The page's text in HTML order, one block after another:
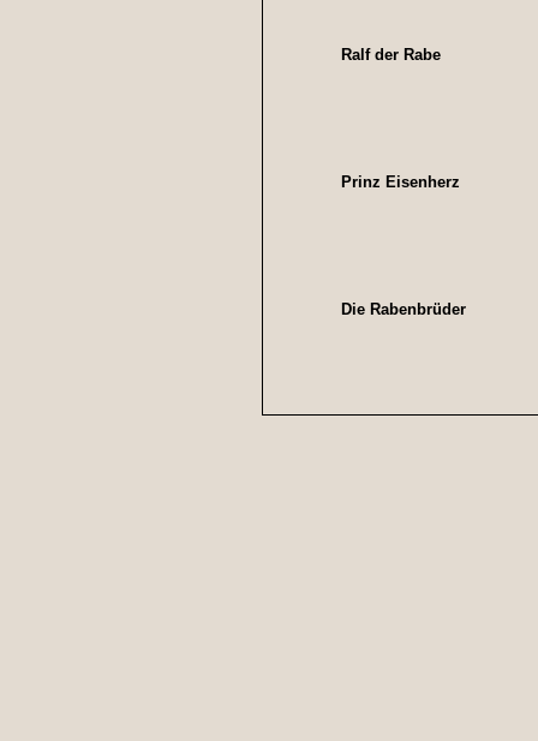
Ralf der Rabe
Prinz Eisenherz
Die Rabenbrüder